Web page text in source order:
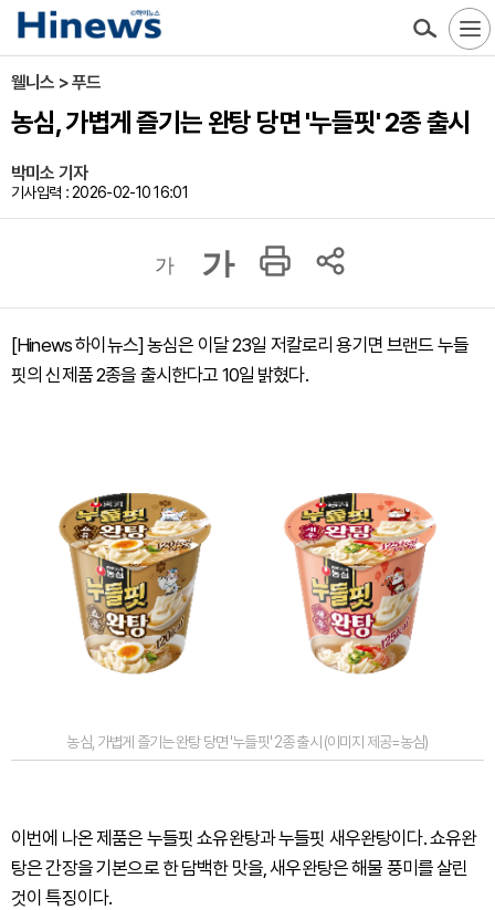
웰니스 > 푸드
농심, 가볍게 즐기는 완탕 당면 '누들핏' 2종 출시
박미소 기자
기사입력 : 2026-02-10 16:01
가 가
[Hinews 하이뉴스] 농심은 이달 23일 저칼로리 용기면 브랜드 누들
핏의 신제품 2종을 출시한다고 10일 밝혔다.
농심, 가볍게 즐기는 완탕 당면 '누들핏' 2종 출시 (이미지 제공=농심)
이번에 나온 제품은 누들핏 쇼유완탕과 누들핏 새우완탕이다. 쇼유완
탕은 간장을 기본으로 한 담백한 맛을, 새우완탕은 해물 풍미를 살린
것이 특징이다.